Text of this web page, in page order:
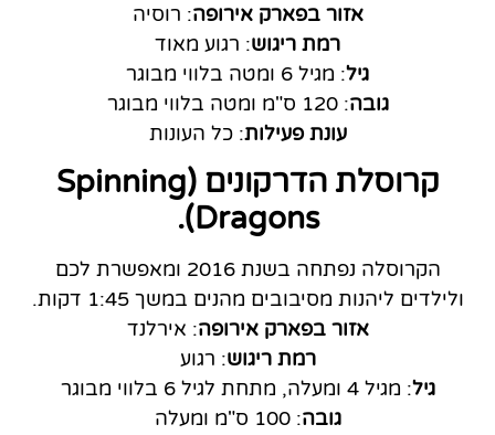
אזור בפארק אירופה: רוסיה
רמת ריגוש: רגוע מאוד
גיל: מגיל 6 ומטה בלווי מבוגר
גובה: 120 ס"מ ומטה בלווי מבוגר
עונת פעילות: כל העונות
קרוסלת הדרקונים (Spinning
Dragons).
הקרוסלה נפתחה בשנת 2016 ומאפשרת לכם
ולילדים ליהנות מסיבובים מהנים במשך 1:45 דקות.
אזור בפארק אירופה: אירלנד
רמת ריגוש: רגוע
גיל: מגיל 4 ומעלה, מתחת לגיל 6 בלווי מבוגר
גובה: 100 ס"מ ומעלה